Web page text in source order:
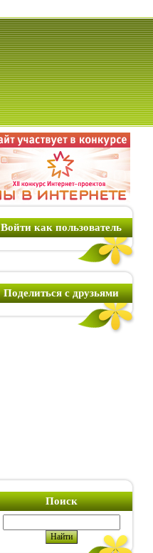
Войти как пользователь
Поделиться с друзьями
Поиск